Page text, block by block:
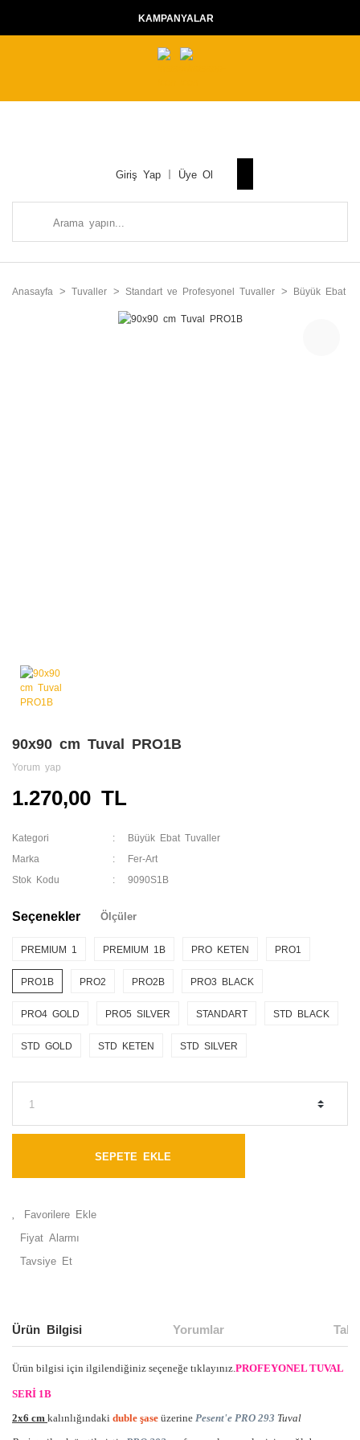
KAMPANYALAR
Giriş Yap Üye Ol
Anasayfa Tuvaller Standart ve Profesyonel Tuvaller Büyük Ebat
90x90 cm Tuval PRO1B
Yorum yap
1.270,00 TL
Kategori Büyük Ebat Tuvaller
Marka Fer-Art
Stok Kodu 9090S1B
Seçenekler Ölçüler
PREMIUM 1 PREMIUM 1B PRO KETEN PRO1
PRO1B PRO2 PRO2B PRO3 BLACK
PRO4 GOLD PRO5 SILVER STANDART STD BLACK
STD GOLD STD KETEN STD SILVER
SEPETE EKLE
Fiyat Alarmı
Tavsiye Et
Ürün Bilgisi Yorumlar
Ürün bilgisi için ilgilendiğiniz seçeneğe tıklayınız.PROFEYONEL TUVAL
SERİ 1B
2x6 cm kalınlığındaki duble şase üzerine Pesent'e PRO 293 Tuval